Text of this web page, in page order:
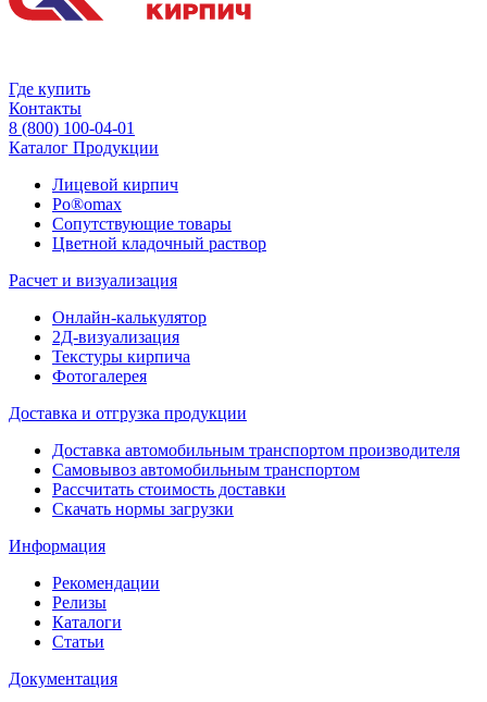
Где купить
Контакты
8 (800) 100-04-01
Каталог Продукции
Лицевой кирпич
Po®omax
Сопутствующие товары
Цветной кладочный раствор
Расчет и визуализация
Онлайн-калькулятор
2Д-визуализация
Текстуры кирпича
Фотогалерея
Доставка и отгрузка продукции
Доставка автомобильным транспортом производителя
Самовывоз автомобильным транспортом
Рассчитать стоимость доставки
Скачать нормы загрузки
Информация
Рекомендации
Релизы
Каталоги
Статьи
Документация